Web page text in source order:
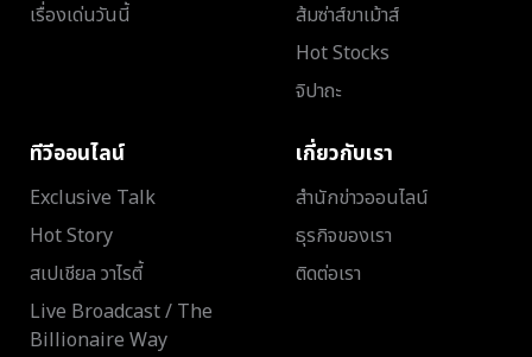
เรื่องเด่นวันนี้
ส้มซ่าส์ขาเม้าส์
Hot Stocks
จิปาถะ
ทีวีออนไลน์
Exclusive Talk
Hot Story
สเปเชียล วาไรตี้
Live Broadcast / The
Billionaire Way
เกี่ยวกับเรา
สำนักข่าวออนไลน์
ธุรกิจของเรา
ติดต่อเรา